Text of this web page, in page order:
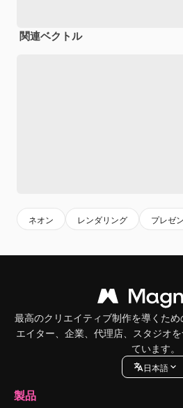
関連ベクトル
ネオン レンダリング プレゼ
最高のクリエイティブ制作を導くた
エイター、企業、代理店、スタジオ
ています。
日本語
製品